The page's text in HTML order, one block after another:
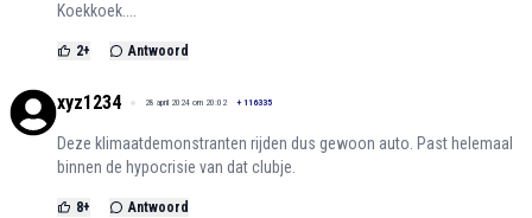
Koekkoek....
2+ Antwoord
xyz1234 28 april 2024 om 20:02 + 116335
Deze klimaatdemonstranten rijden dus gewoon auto. Past helemaal
binnen de hypocrisie van dat clubje.
8+ Antwoord